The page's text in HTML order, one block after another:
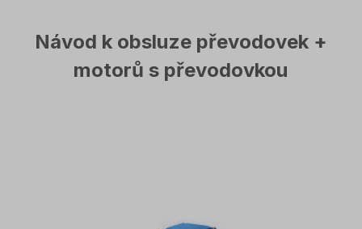
Návod k obsluze převodovek +
motorů s převodovkou